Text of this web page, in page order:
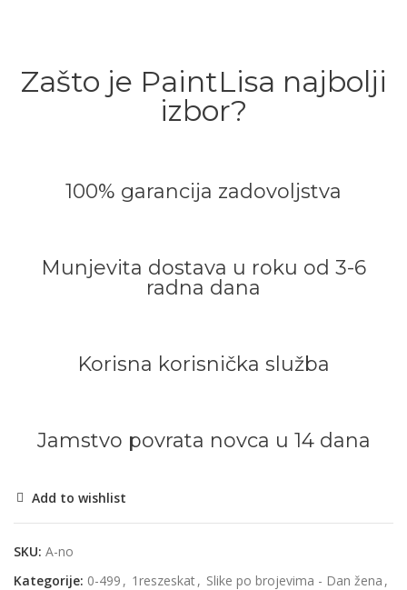
Zašto je PaintLisa najbolji
izbor?
100% garancija zadovoljstva
Munjevita dostava u roku od 3-6
radna dana
Korisna korisnička služba
Jamstvo povrata novca u 14 dana
Add to wishlist
SKU: A-no
Kategorije: 0-499 , 1reszeskat, Slike po brojevima - Dan žena ,